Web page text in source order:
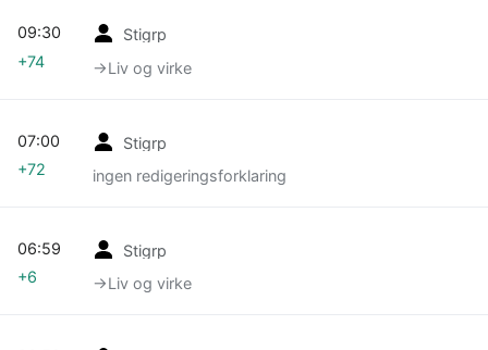
Stigrp
→‎Liv og virke
09:30
+74
Stigrp
ingen redigeringsforklaring
07:00
+72
Stigrp
→‎Liv og virke
06:59
+6